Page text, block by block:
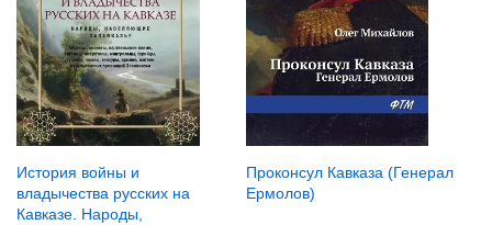
История войны и
владычества русских на
Кавказе. Народы,
Проконсул Кавказа (Генерал
Ермолов)